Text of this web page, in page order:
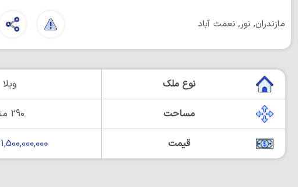
مازندران, نور, نعمت آباد
نوع ملک ویلا
مساحت 290 متر
قیمت 1,500,000,000 تومــان